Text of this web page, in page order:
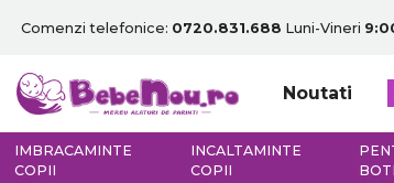
Comenzi telefonice: 0720.831.688 Luni-Vineri
Noutati
IMBRACAMINTE
COPII
INCALTAMINTE
COPII